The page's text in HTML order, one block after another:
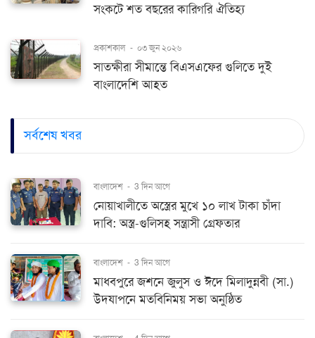
সংকটে শত বছরের কারিগরি ঐতিহ্য
প্রকাশকাল - ০৩ জুন ২০২৬
সাতক্ষীরা সীমান্তে বিএসএফের গুলিতে দুই
বাংলাদেশি আহত
সর্বশেষ খবর
বাংলাদেশ - 3 দিন আগে
নোয়াখালীতে অস্ত্রের মুখে ১০ লাখ টাকা চাঁদা
দাবি: অস্ত্র-গুলিসহ সন্ত্রাসী গ্রেফতার
বাংলাদেশ - 3 দিন আগে
মাধবপুরে জশনে জুলুস ও ঈদে মিলাদুন্নবী (সা.)
উদযাপনে মতবিনিময় সভা অনুষ্ঠিত